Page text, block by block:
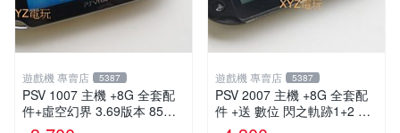
遊戲機 專賣店 5387
PSV 1007 主機 +8G 全套配
件+虛空幻界 3.69版本 85成
新 PS Vita1007 一年保修
遊戲機 專賣店 5387
PSV 2007 主機 +8G 全套配
件 +送 數位 閃之軌跡1+2 保
修一年 品質有保障